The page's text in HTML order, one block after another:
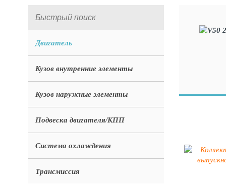
Двигатель
Кузов внутренние элементы
Кузов наружные элементы
Подвеска двигателя/КПП
Система охлаждения
Трансмиссия